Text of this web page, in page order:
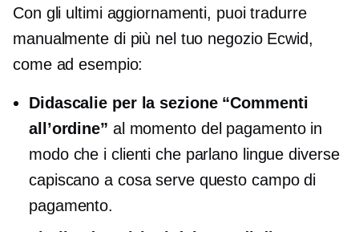
Con gli ultimi aggiornamenti, puoi tradurre
manualmente di più nel tuo negozio Ecwid,
come ad esempio:
Didascalie per la sezione “Commenti
all’ordine” al momento del pagamento in
modo che i clienti che parlano lingue diverse
capiscano a cosa serve questo campo di
pagamento.